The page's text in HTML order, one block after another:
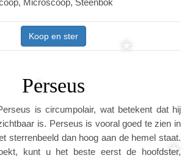
Microscoop, Steenbok
Koop en ster
Perseus
is circumpolair, wat betekent dat hij
is. Perseus is vooral goed te zien in
sterrenbeeld dan hoog aan de hemel staat.
kunt u het beste eerst de hoofdster,